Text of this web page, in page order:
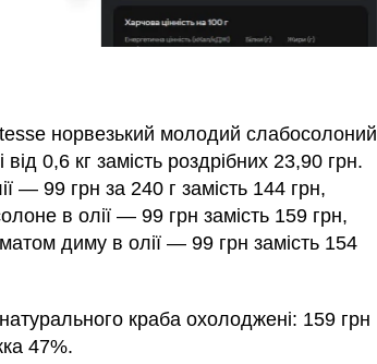
норвезький молодий слабосолоний
0,6 кг замість роздрібних 23,90 грн.
— 99 грн за 240 г замість 144 грн,
в олії — 99 грн замість 159 грн,
диму в олії — 99 грн замість 154
краба охолоджені: 159 грн
47%.